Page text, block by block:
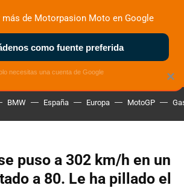
DEPORTIVAS MOTOS ELÉCTRICAS
BMW España Europa MotoGP
puso a 302 km/h en un
a 80. Le ha pillado el
×
más de Motorpasion Moto en Google
como fuente preferida
necesitas una cuenta de Google